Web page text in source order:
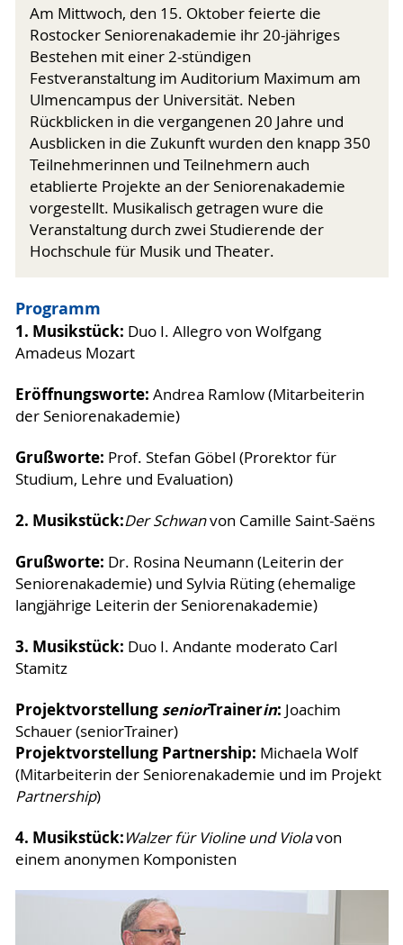
Am Mittwoch, den 15. Oktober feierte die
Rostocker Seniorenakademie ihr 20-jähriges
Bestehen mit einer 2-stündigen
Festveranstaltung im Auditorium Maximum am
Ulmencampus der Universität. Neben
Rückblicken in die vergangenen 20 Jahre und
Ausblicken in die Zukunft wurden den knapp 350
Teilnehmerinnen und Teilnehmern auch
etablierte Projekte an der Seniorenakademie
vorgestellt. Musikalisch getragen wure die
Veranstaltung durch zwei Studierende der
Hochschule für Musik und Theater.
Programm
1. Musikstück: Duo I. Allegro von Wolfgang
Amadeus Mozart
Eröffnungsworte: Andrea Ramlow (Mitarbeiterin
der Seniorenakademie)
Grußworte: Prof. Stefan Göbel (Prorektor für
Studium, Lehre und Evaluation)
2. Musikstück:Der Schwanvon Camille Saint-Saëns
Grußworte: Dr. Rosina Neumann (Leiterin der
Seniorenakademie) und Sylvia Rüting (ehemalige
langjährige Leiterin der Seniorenakademie)
3. Musikstück: Duo I. Andante moderato Carl
Stamitz
Projektvorstellung seniorTrainerin: Joachim
Schauer (seniorTrainer)
Projektvorstellung Partnership: Michaela Wolf
(Mitarbeiterin der Seniorenakademie und im Projekt
Partnership)
4. Musikstück:Walzer für Violine und Violavon
einem anonymen Komponisten